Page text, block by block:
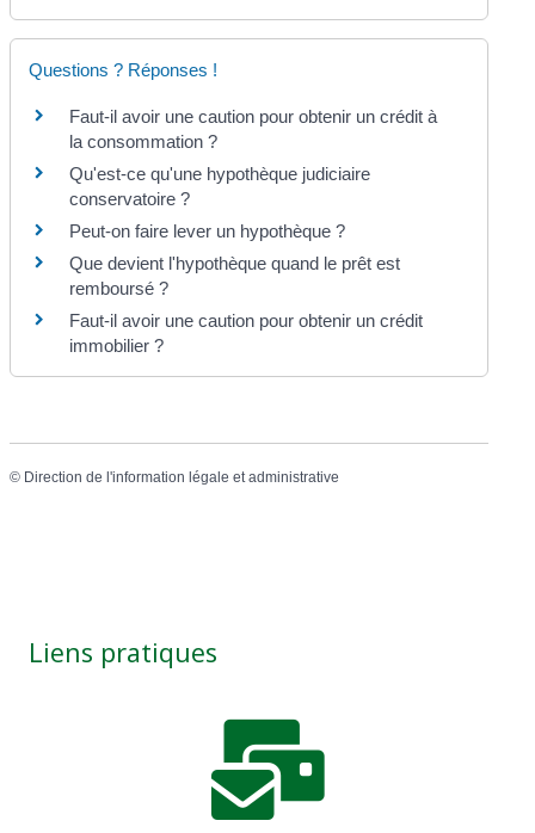
Questions ? Réponses !
Faut-il avoir une caution pour obtenir un crédit à
la consommation ?
Qu'est-ce qu'une hypothèque judiciaire
conservatoire ?
Peut-on faire lever un hypothèque ?
Que devient l'hypothèque quand le prêt est
remboursé ?
Faut-il avoir une caution pour obtenir un crédit
immobilier ?
© Direction de l'information légale et administrative
Liens pratiques